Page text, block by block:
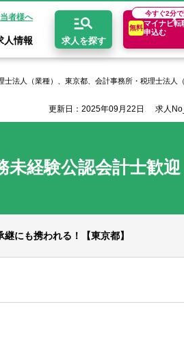
者様へ
求人を探す
今すぐ2分で
無料
マイナビ転
申込む
非公開求人とは？
お役立ちコンテンツ
験合格者の転職Q&A キャリア診断
会計事務所・税理士法人
人情報
エリア別求人情報
関西
法人（業種）、東京都、会計事務所・税理士法人
更新日：2025年09月22日 求人
経験公認会計士歓迎
にも携われる！【東京都】